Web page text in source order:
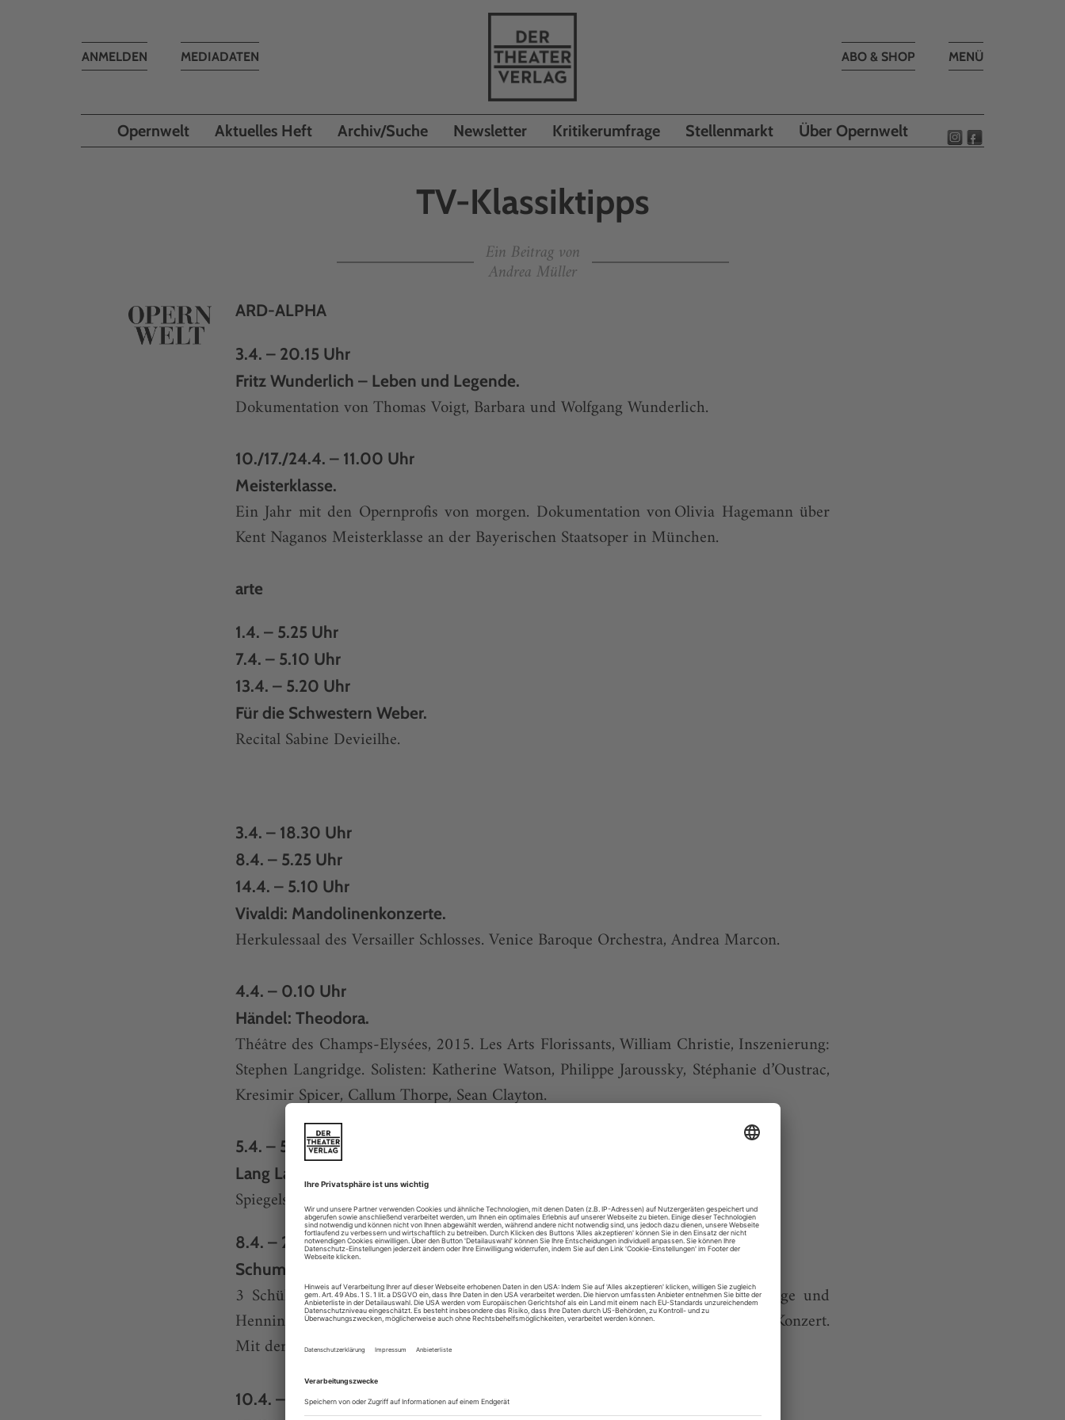
Toggle
MENÜ
ABO & SHOP
MEDIADATEN
Toggle
ANMELDEN
Opernwelt Aktuelles Heft Archiv/Suche Newsletter Kritikerumfrage Stellenmarkt Über Opernwelt
TV-Klassiktipps
Ein Beitrag von
Andrea Müller
ARD-ALPHA
3.4. – 20.15 Uhr
Fritz Wunderlich – Leben und Legende.
Dokumentation von Thomas Voigt, Barbara und Wolfgang Wunderlich.
10./17./24.4. – 11.00 Uhr
Meisterklasse.
Ein Jahr mit den Opernprofis von morgen. Dokumentation von Olivia Hagemann über
Kent Naganos Meisterklasse an der Bayerischen Staatsoper in München.
arte
1.4. – 5.25 Uhr
7.4. – 5.10 Uhr
13.4. – 5.20 Uhr
Für die Schwestern Weber.
Recital Sabine Devieilhe.
3.4. – 18.30 Uhr
8.4. – 5.25 Uhr
14.4. – 5.10 Uhr
Vivaldi: Mandolinenkonzerte.
Herkulessaal des Versailler Schlosses. Venice Baroque Orchestra, Andrea Marcon.
4.4. – 0.10 Uhr
Händel: Theodora.
Théâtre des Champs-Elysées, 2015. Les Arts Florissants, William Christie, Inszenierung:
Stephen Langridge. Solisten: Katherine Watson, Philippe Jaroussky, Stéphanie d’Oustrac,
Kresimir Spicer, Callum Thorpe, Sean Clayton.
5.4. – 5.00 Uhr
Lang Lang in Versailles.
Spiegelsaal von Versailles, 2015. Werke von Chopin und Tschaikowsky.
8.4. – 2.40 Uhr
Schumann@Pier2.
3 Schüler – 4 Symphonien. Dokumentation von Christian Berger, Katja Runge und
Henning van Lil über junge Zuhörer auf dem Weg zu ihrem ersten klassischen Konzert.
Mit der Deutschen Kammerphilharmonie Bremen.
10.4. – 18.30 Uhr